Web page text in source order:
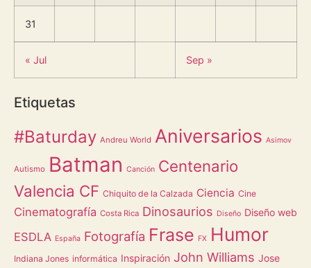
31
« Jul Sep »
Etiquetas
#Baturday Andreu World Aniversarios Asimov
Autismo Batman Canción Centenario
Valencia CF Chiquito de la Calzada Ciencia Cine
Cinematografía Costa Rica Dinosaurios Diseño Diseño web
ESDLA España Fotografía Frase FX Humor
Indiana Jones informática Inspiración John Williams Jose